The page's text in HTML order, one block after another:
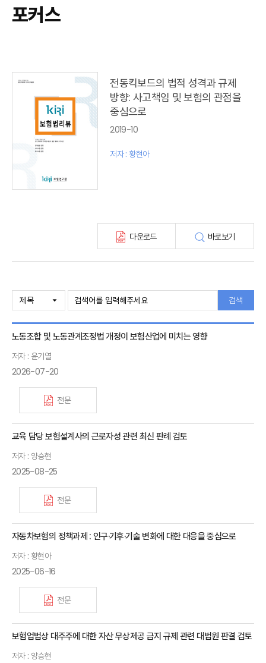
보험금융연구
KIRI 리포트
포커스
특별기고
보험법 동향
최신보험정보
최신 해외보험연구동향
보험총서
보험회사 재무분석(종간)
포커스
전동킥보드의 법적 성격과 규제
방향: 사고책임 및 보험의 관점을
중심으로
2019-10
저자 : 황현아
다운로드 바로보기
검색
노동조합 및 노동관계조정법 개정이 보험산업에 미치는 영향
저자 : 윤기열
2026-07-20
전문
교육 담당 보험설계사의 근로자성 관련 최신 판례 검토
저자 : 양승현
2025-08-25
전문
자동차보험의 정책과제 : 인구·기후·기술 변화에 대한 대응을 중심으로
저자 : 황현아
2025-06-16
전문
보험업법상 대주주에 대한 자산 무상제공 금지 규제 관련 대법원 판결 검토
저자 : 양승현